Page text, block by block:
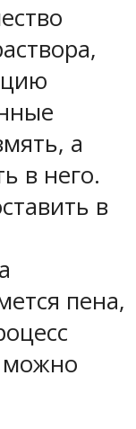
а
в него.
в
пена,